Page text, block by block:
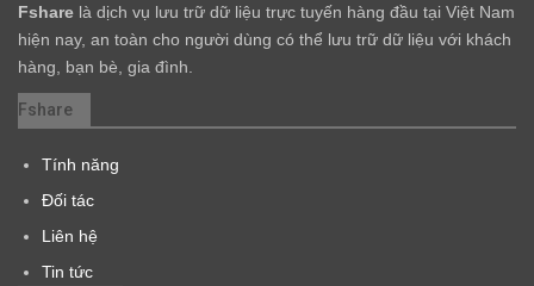
Fshare là dịch vụ lưu trữ dữ liệu trực tuyến hàng đầu tại Việt Nam
hiện nay, an toàn cho người dùng có thể lưu trữ dữ liệu với khách
hàng, bạn bè, gia đình.
Fshare
Tính năng
Đối tác
Liên hệ
Tin tức